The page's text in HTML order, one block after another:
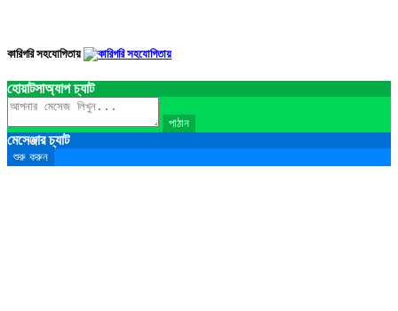
কারিগরি সহযোগিতায়
হোয়াটসাঅ্যাপ চ্যাট
পাঠান
মেসেঞ্জার চ্যাট
শুরু করুন